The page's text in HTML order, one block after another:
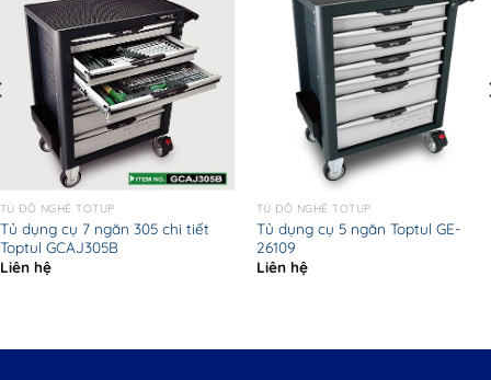
TỦ ĐỒ NGHỀ TOTUP
Tủ dụng cụ 7 ngăn 305 chi tiết
Toptul GCAJ305B
Liên hệ
TỦ ĐỒ NGHỀ TOTUP
Tủ dụng cụ 5 ngăn Toptul GE-
26109
Liên hệ